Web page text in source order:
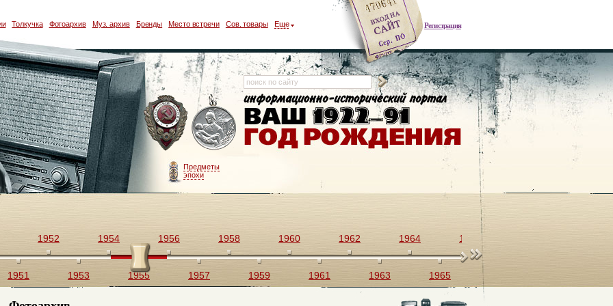
Регистрация
Толкучка Фотоархив Муз. архив Бренды Место встречи Сов. товары Еще
Предметы
эпохи
1951
1952
1953
1954
1955
1956
1957
1958
1959
1960
1961
1962
1963
1964
1965
1966